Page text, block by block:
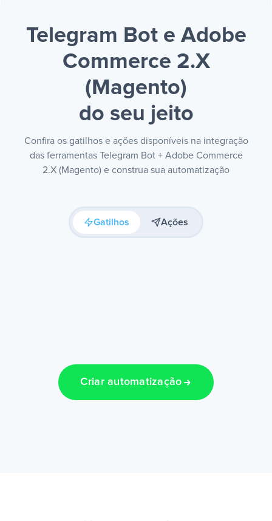
Telegram Bot e Adobe
Commerce 2.X
(Magento)
do seu jeito
Confira os gatilhos e ações disponíveis na integração
das ferramentas Telegram Bot + Adobe Commerce
2.X (Magento) e construa sua automatização
Gatilhos Ações
Criar automatização